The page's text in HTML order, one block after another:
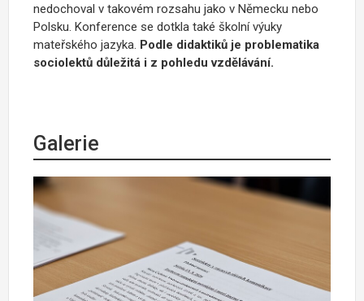
nedochoval v takovém rozsahu jako v Německu nebo
Polsku. Konference se dotkla také školní výuky
mateřského jazyka. Podle didaktiků je problematika
sociolektů důležitá i z pohledu vzdělávání.
Galerie